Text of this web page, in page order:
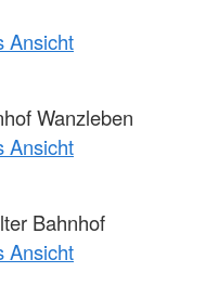
Ansicht
Wanzleben
Ansicht
Bahnhof
Ansicht